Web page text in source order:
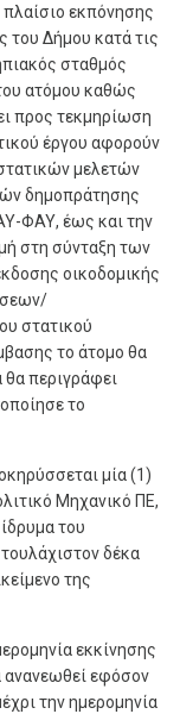
εκπόνησης
του Δήμου κατά τις
σταθμός
ατόμου καθώς
προς τεκμηρίωση
έργου αφορούν
μελετών
δημοπράτησης
ΦΑΥ, έως και την
στη σύνταξη των
οικοδομικής
στατικού
το άτομο θα
περιγράφει
το
μία (1)
Μηχανικό ΠΕ,
του
δέκα
της
εκκίνησης
ανανεωθεί εφόσον
την ημερομηνία